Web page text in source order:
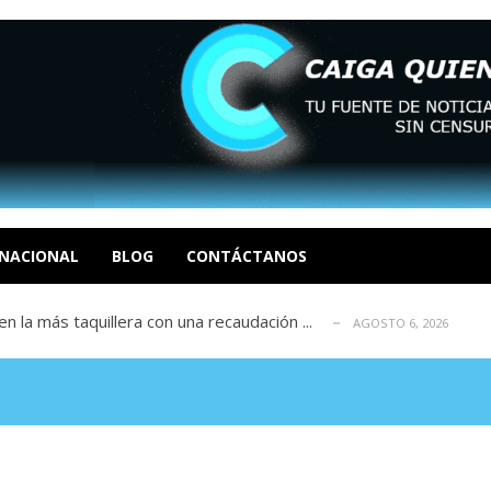
BLOG CONTÁCTANOS
en la decisión de su proceso judicia... AGOSTO 6, 2026
migrantes es «insostenible» AGOSTO 6, 2026
busca competir con OpenAI y Anthro...
la más taquillera con una recaudación ...
venezolano que denunció la ocupaci... AGOSTO 6, 2026
en la decisión de su proceso judicia... AGOSTO 6, 2026
migrantes es «insostenible»
busca competir con OpenAI y Anthro... AGOSTO 6, 2026